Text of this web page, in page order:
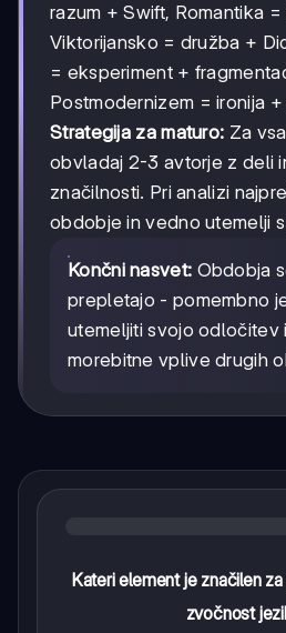
razum + Swift, Romantika
Viktorijansko = družba +
= eksperiment +
Postmodernizem = ironija
Strategija za maturo: Za
obvladaj 2-3 avtorje z deli
značilnosti. Pri analizi
obdobje in vedno utemelji
Končni nasvet: Obdobja
prepletajo - pomembno
utemeljiti svojo odločitev
morebitne vplive drugih
Kateri element je značilen
zvočnost